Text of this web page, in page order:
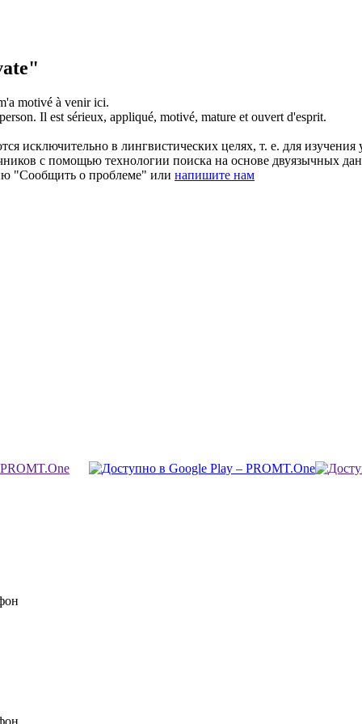
motivé à venir ici.
Il est sérieux, appliqué, motivé, mature et ouvert d'esprit.
исключительно в лингвистических целях, т. е. для
с помощью технологии поиска на основе двуязычных
"Сообщить о проблеме" или напишите нам